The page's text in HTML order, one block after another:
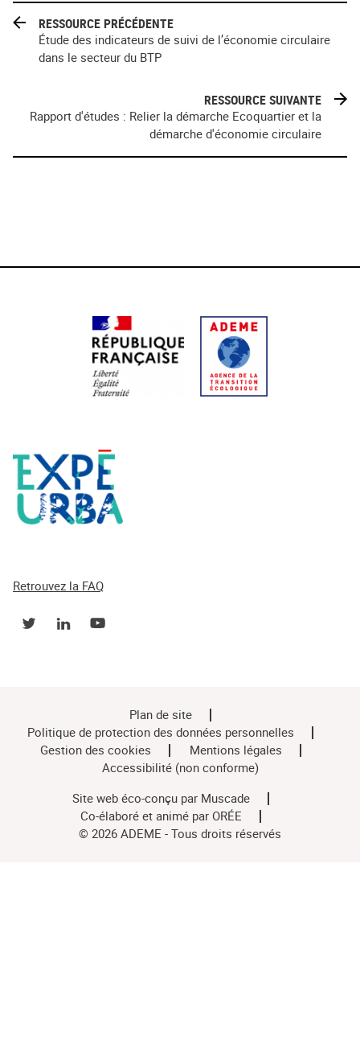
RESSOURCE PRÉCÉDENTE
Étude des indicateurs de suivi de l’économie circulaire
dans le secteur du BTP
RESSOURCE SUIVANTE
Rapport d'études : Relier la démarche Ecoquartier et la
démarche d'économie circulaire
Retrouvez la FAQ
Plan de site
Politique de protection des données personnelles
Gestion des cookies
Mentions légales
Accessibilité (non conforme)
Site web éco-conçu par Muscade
Co-élaboré et animé par ORÉE
© 2026 ADEME - Tous droits réservés